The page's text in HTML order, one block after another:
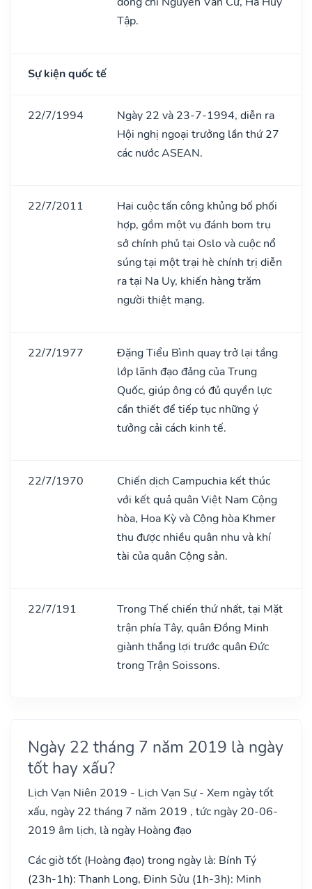
Tập.
Sự kiện quốc tế
22/7/1994
Ngày 22 và 23-7-1994, diễn ra
Hội nghị ngoại trưởng lần thứ 27
các nước ASEAN.
22/7/2011
Hai cuộc tấn công khủng bố phối
hợp, gồm một vụ đánh bom trụ
sở chính phủ tại Oslo và cuộc nổ
súng tại một trại hè chính trị diễn
ra tại Na Uy, khiến hàng trăm
người thiệt mạng.
22/7/1977
Đặng Tiểu Bình quay trở lại tầng
lớp lãnh đạo đảng của Trung
Quốc, giúp ông có đủ quyền lực
cần thiết để tiếp tục những ý
tưởng cải cách kinh tế.
22/7/1970
Chiến dịch Campuchia kết thúc
với kết quả quân Việt Nam Cộng
hòa, Hoa Kỳ và Cộng hòa Khmer
thu được nhiều quân nhu và khí
tài của quân Cộng sản.
22/7/191
Trong Thế chiến thứ nhất, tại Mặt
trận phía Tây, quân Đồng Minh
giành thắng lợi trước quân Đức
trong Trận Soissons.
Ngày 22 tháng 7 năm 2019 là ngày
tốt hay xấu?
Lịch Vạn Niên 2019 - Lịch Vạn Sự - Xem ngày tốt
xấu, ngày 22 tháng 7 năm 2019 , tức ngày 20-06-
2019 âm lịch, là ngày Hoàng đạo
Các giờ tốt (Hoàng đạo) trong ngày là: Bính Tý
(23h-1h): Thanh Long, Đinh Sửu (1h-3h): Minh